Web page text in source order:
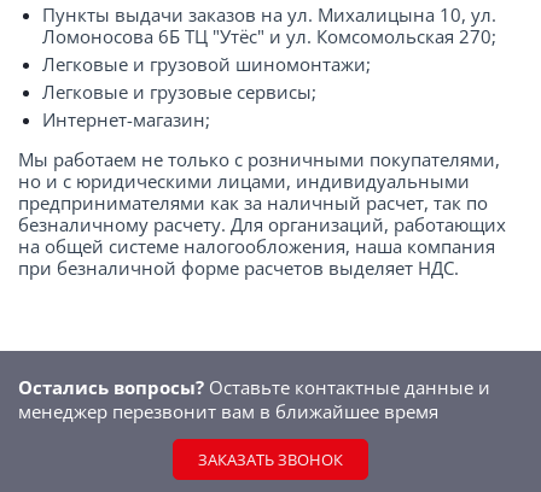
Пункты выдачи заказов на ул. Михалицына 10, ул.
Ломоносова 6Б ТЦ "Утёс" и ул. Комсомольская 270;
Легковые и грузовой шиномонтажи;
Легковые и грузовые сервисы;
Интернет-магазин;
Мы работаем не только с розничными покупателями,
но и с юридическими лицами, индивидуальными
предпринимателями как за наличный расчет, так по
безналичному расчету. Для организаций, работающих
на общей системе налогообложения, наша компания
при безналичной форме расчетов выделяет НДС.
Остались вопросы? Оставьте контактные данные и
менеджер перезвонит вам в ближайшее время
ЗАКАЗАТЬ ЗВОНОК